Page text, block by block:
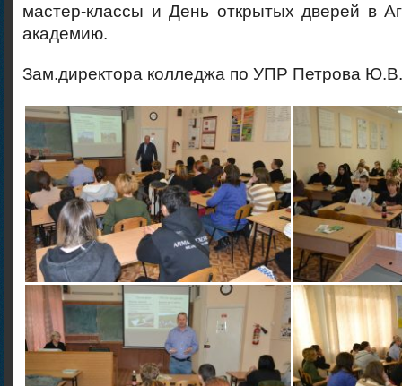
мастер-классы и День открытых дверей в
академию.
Зам.директора колледжа по УПР Петрова Ю.В.